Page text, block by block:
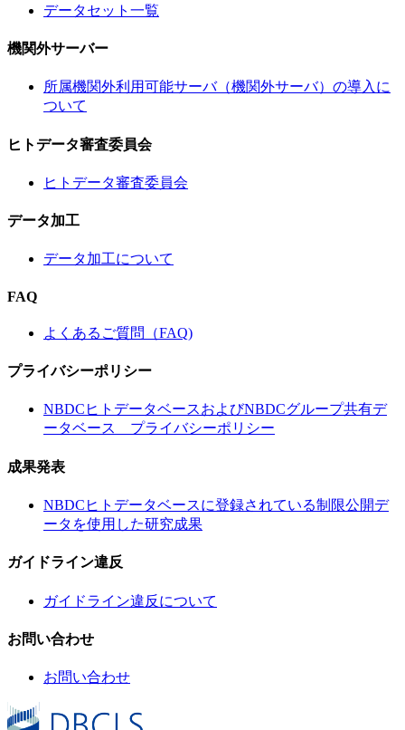
データセット一覧
機関外サーバー
所属機関外利用可能サーバ（機関外サーバ）の導入に
ついて
ヒトデータ審査委員会
ヒトデータ審査委員会
データ加工
データ加工について
FAQ
よくあるご質問（FAQ)
プライバシーポリシー
NBDCヒトデータベースおよびNBDCグループ共有デ
ータベース プライバシーポリシー
成果発表
NBDCヒトデータベースに登録されている制限公開デ
ータを使用した研究成果
ガイドライン違反
ガイドライン違反について
お問い合わせ
お問い合わせ